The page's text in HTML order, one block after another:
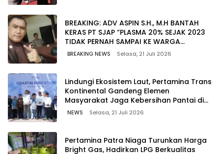
BREAKING: ADV ASPIN S.H., M.H BANTAH
KERAS PT SJAP “PLASMA 20% SEJAK 2023
TIDAK PERNAH SAMPAI KE WARGA
WAWOONE!
BREAKING NEWS Selasa, 21 Juli 2026
Lindungi Ekosistem Laut, Pertamina Trans
Kontinental Gandeng Elemen
Masyarakat Jaga Kebersihan Pantai di
Bitung, Sulawesi
NEWS Selasa, 21 Juli 2026
Pertamina Patra Niaga Turunkan Harga
Bright Gas, Hadirkan LPG Berkualitas